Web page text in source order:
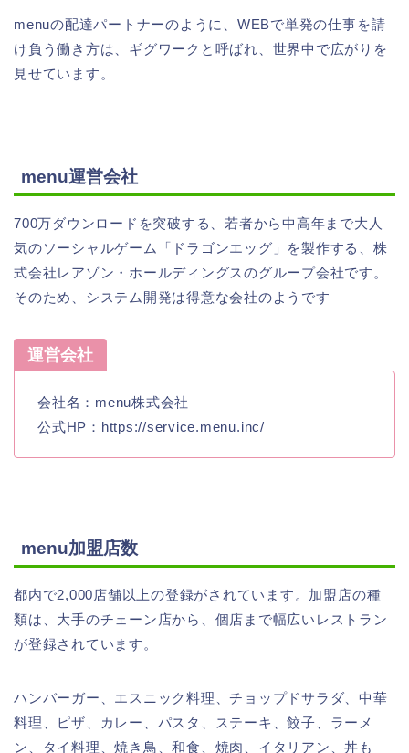
menuの配達パートナーのように、WEBで単発の仕事を請
け負う働き方は、ギグワークと呼ばれ、世界中で広がりを
見せています。
menu運営会社
700万ダウンロードを突破する、若者から中高年まで大人
気のソーシャルゲーム「ドラゴンエッグ」を製作する、株
式会社レアゾン・ホールディングスのグループ会社です。
そのため、システム開発は得意な会社のようです
運営会社
会社名：menu株式会社
公式HP：https://service.menu.inc/
menu加盟店数
都内で2,000店舗以上の登録がされています。加盟店の種
類は、大手のチェーン店から、個店まで幅広いレストラン
が登録されています。
ハンバーガー、エスニック料理、チョップドサラダ、中華
料理、ピザ、カレー、パスタ、ステーキ、餃子、ラーメ
ン、タイ料理、焼き鳥、和食、焼肉、イタリアン、丼も